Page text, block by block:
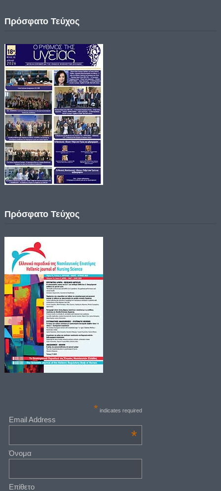
Πρόσφατο Τεύχος
Πρόσφατο Τεύχος
* indicates required
Email Address
*
Όνομα
Επίθετο